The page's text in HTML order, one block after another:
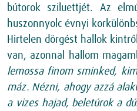
bútorok sziluettjét. Az
huszonnyolc évnyi
Hirtelen dörgést hallok
van, azonnal hallom
lemossa finom sminked,
máz. Nézni, ahogy azzá
a vizes hajad, beletúrok a